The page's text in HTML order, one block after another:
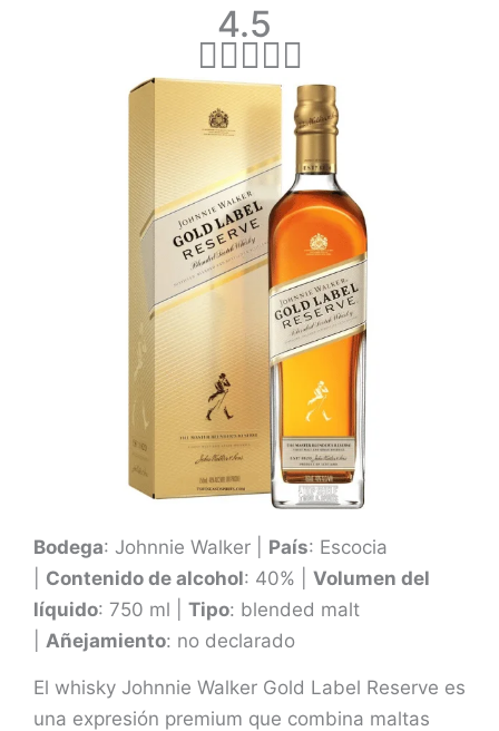
4.5

l
o
r
a
d
o
c
o
n
4
.
5
d
e
5
Bodega: Johnnie Walker | País: Escocia
Contenido de alcohol: 40% | Volumen del
líquido: 750 ml | Tipo: blended malt
Añejamiento: no declarado
El whisky Johnnie Walker Gold Label Reserve es
una expresión premium que combina maltas